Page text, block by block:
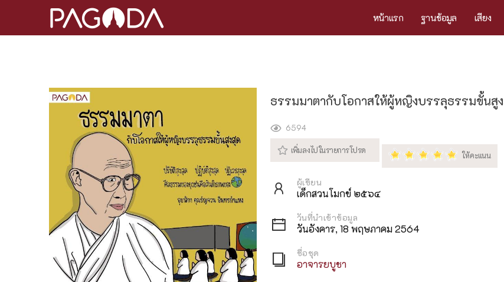
หน้าแรก ฐานข้อมูล เสียง
ธรรมมาตากับโอกาสให้ผู้หญิงบรรลุธรรมขั้นสู
6594
ผู้เขียน
เด็กสวนโมกข์ ๒๕๖๔
วันที่นำเข้าข้อมูล
วันอังคาร, 18 พฤษภาคม 2564
ชื่อชุด
อาจารยบูชา